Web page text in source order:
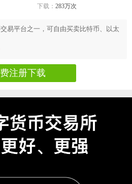
下载： 283万次
易平台之一，可自由买卖比特币、以太
注册下载